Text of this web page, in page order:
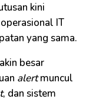
kini
IT
yang sama.
besar
alertmuncul
, dan sistem